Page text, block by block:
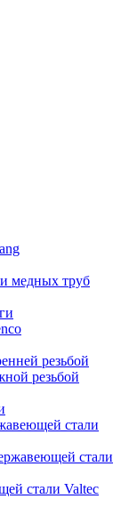
медных труб
резьбой
резьбой
стали
стали
стали Valtec